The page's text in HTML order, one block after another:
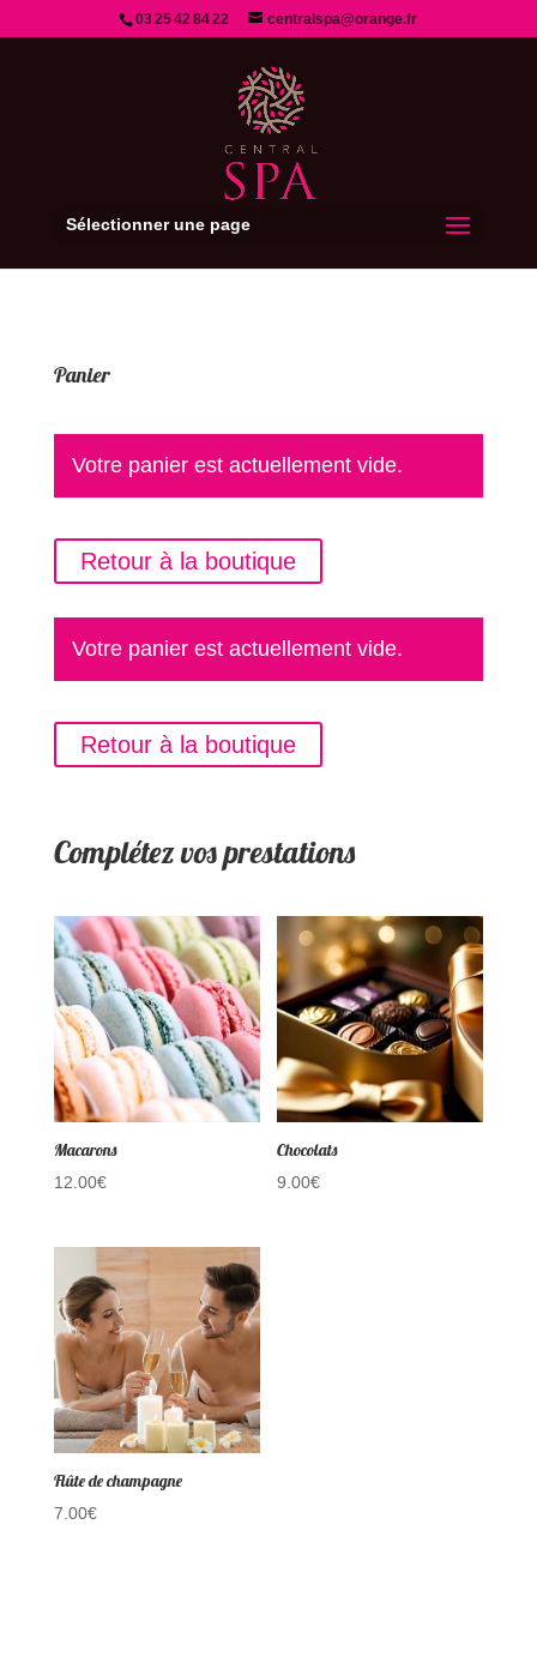
03 25 42 84 22 centralspa@orange.fr
Sélectionner une page
Panier
Votre panier est actuellement vide.
Retour à la boutique
Votre panier est actuellement vide.
Retour à la boutique
Complétez vos prestations
Macarons
12.00€
Chocolats
9.00€
Flûte de champagne
7.00€